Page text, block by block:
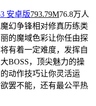
安卓版793.79M76.8万人
幻争锋相对修真历练类
的魔域色彩让你任由探
有着一定难度，发挥自
BOSS，顶尖魅力的操
动作技巧让你灵活运
罢不能，还有最公平热